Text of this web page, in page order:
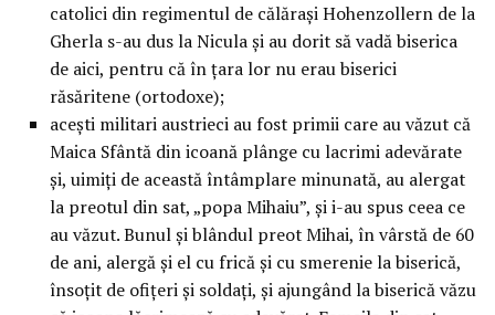
catolici din regimentul de călăraşi Hohenzollern de la
Gherla s-au dus la Nicula şi au dorit să vadă biserica
de aici, pentru că în ţara lor nu erau biserici
răsăritene (ortodoxe);
aceşti militari austrieci au fost primii care au văzut că
Maica Sfântă din icoană plânge cu lacrimi adevărate
şi, uimiţi de această întâmplare minunată, au alergat
la preotul din sat, „popa Mihaiu”, şi i-au spus ceea ce
au văzut. Bunul şi blândul preot Mihai, în vârstă de 60
de ani, alergă şi el cu frică şi cu smerenie la biserică,
însoţit de ofiţeri şi soldaţi, şi ajungând la biserică văzu